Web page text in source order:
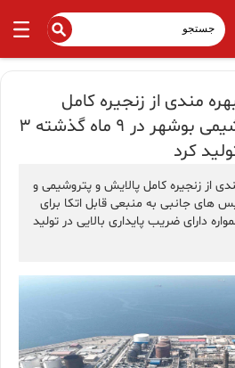
مندی از زنجیره کامل
تامین و تولید؛ پتروشیمی بوشهر در ۹ ماه گذشته ۳
کرد
از زنجیره کامل پالایش و پتروشیمی و
های جانبی به منبعی قابل اتکا برای
دارای ضریب پایداری بالایی در تولید